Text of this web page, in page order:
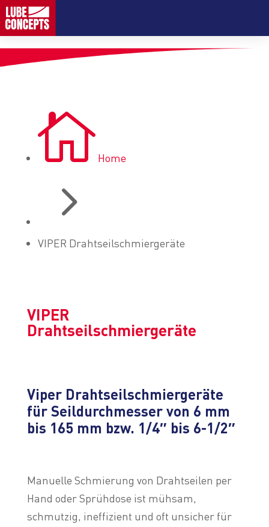
 Home
5
VIPER Drahtseilschmiergeräte
VIPER
Drahtseilschmiergeräte
Viper Drahtseilschmiergeräte
für Seildurchmesser von 6 mm
bis 165 mm bzw. 1/4″ bis 6-1/2″
Manuelle Schmierung von Drahtseilen per
Hand oder Sprühdose ist mühsam,
schmutzig, ineffizient und oft unsicher für